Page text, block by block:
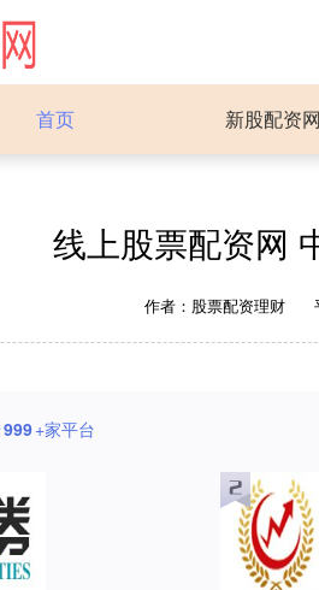
首页 新股配资网
线上股票配资网
作者：股票配资理财
999+家平台